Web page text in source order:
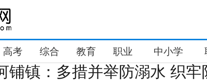
高考 综合 教育 职业 中小学
铺镇：多措并举防溺水 织牢